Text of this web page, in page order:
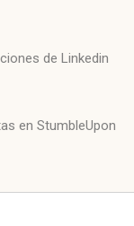
de Linkedin
en StumbleUpon